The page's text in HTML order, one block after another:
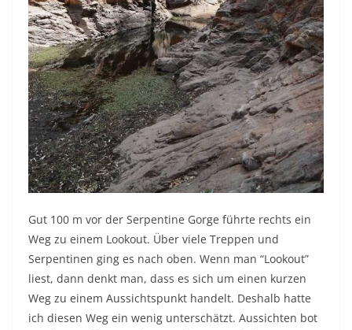
Gut 100 m vor der Serpentine Gorge führte rechts ein
Weg zu einem Lookout. Über viele Treppen und
Serpentinen ging es nach oben. Wenn man “Lookout”
liest, dann denkt man, dass es sich um einen kurzen
Weg zu einem Aussichtspunkt handelt. Deshalb hatte
ich diesen Weg ein wenig unterschätzt. Aussichten bot